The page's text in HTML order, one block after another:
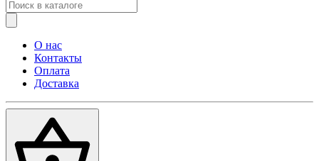
О нас
Контакты
Оплата
Доставка